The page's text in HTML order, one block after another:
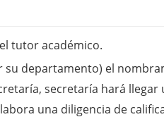
tutor académico.
departamento) el
secretaría hará
una diligencia de